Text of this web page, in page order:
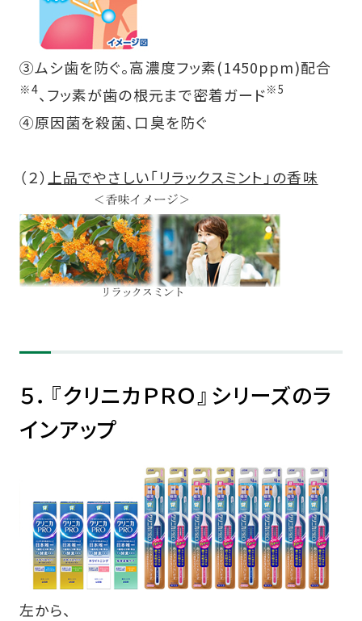
③ムシ歯を防ぐ。高濃度フッ素(1450ppm)配合
※4、フッ素が歯の根元まで密着ガード※5
④原因菌を殺菌、口臭を防ぐ
（２） 上品でやさしい「リラックスミント」の香味
５．『クリニカＰＲＯ』シリーズのラ
インアップ
左から、